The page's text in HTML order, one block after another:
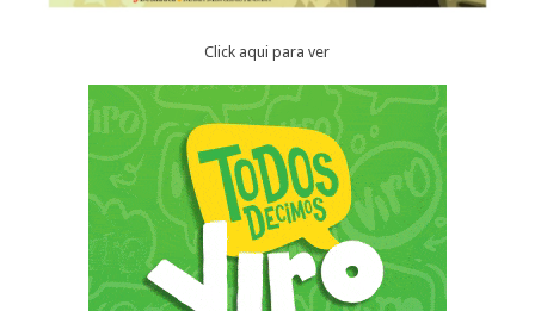
Click aqui para ver